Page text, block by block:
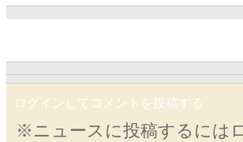
ログインしてコメントを投稿する
※ニュースに投稿するには